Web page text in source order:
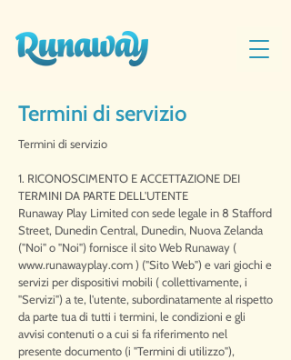
Termini di servizio​
Termini di servizio
1. RICONOSCIMENTO E ACCETTAZIONE DEI
TERMINI DA PARTE DELL'UTENTE
Runaway Play Limited con sede legale in 8 Stafford
Street, Dunedin Central, Dunedin, Nuova Zelanda
("Noi" o "Noi") fornisce il sito Web Runaway (
www.runawayplay.com) ("Sito Web") e vari giochi e
servizi per dispositivi mobili ( collettivamente, i
"Servizi") a te, l'utente, subordinatamente al rispetto
da parte tua di tutti i termini, le condizioni e gli
avvisi contenuti o a cui si fa riferimento nel
presente documento (i "Termini di utilizzo"),